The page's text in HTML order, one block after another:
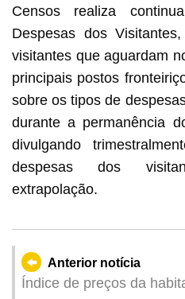
Censos realiza
Despesas dos
visitantes que aguardam
principais postos
sobre os tipos de
durante a permanência
divulgando
despesas dos
extrapolação.
Anterior notícia
Índice de preços da